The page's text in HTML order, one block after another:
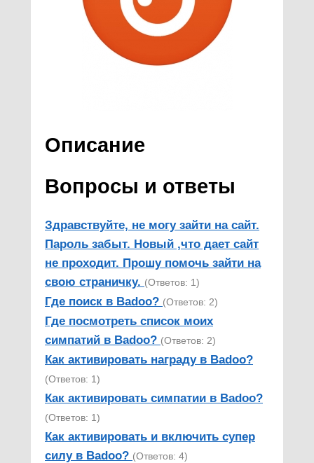
Описание
Вопросы и ответы
Здравствуйте, не могу зайти на сайт.
Пароль забыт. Новый ,что дает сайт
не проходит. Прошу помочь зайти на
свою страничку. (Ответов: 1)
Где поиск в Badoo? (Ответов: 2)
Где посмотреть список моих
симпатий в Badoo? (Ответов: 2)
Как активировать награду в Badoo?
(Ответов: 1)
Как активировать симпатии в Badoo?
(Ответов: 1)
Как активировать и включить супер
силу в Badoo? (Ответов: 4)